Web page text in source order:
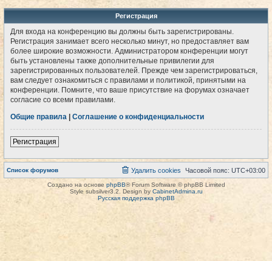
Регистрация
Для входа на конференцию вы должны быть зарегистрированы.
Регистрация занимает всего несколько минут, но предоставляет вам
более широкие возможности. Администратором конференции могут
быть установлены также дополнительные привилегии для
зарегистрированных пользователей. Прежде чем зарегистрироваться,
вам следует ознакомиться с правилами и политикой, принятыми на
конференции. Помните, что ваше присутствие на форумах означает
согласие со всеми правилами.
Общие правила
Соглашение о конфиденциальности
Регистрация
Список форумов Часовой пояс: UTC+03:00
Удалить cookies
Создано на основе phpBB® Forum Software © phpBB Limited
Style subsilver3.2. Design by CabinetAdmina.ru
Русская поддержка phpBB